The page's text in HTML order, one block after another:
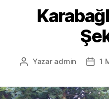
Yazının
Yazar admin
Yazı1